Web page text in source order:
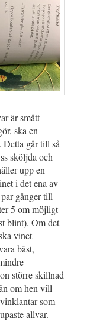
är smått
ska en
Detta går till så
sköljda och
upp en
i det ena av
gånger till
5 om möjligt
blint). Om det
vinet
bäst,
större skillnad
om hen vill
som
allvar.